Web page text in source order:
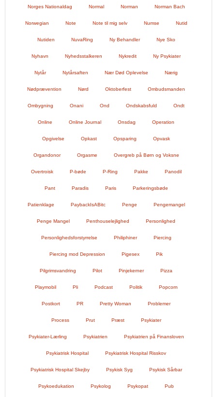
Norges Nationaldag Normal Norman Norman Bach
Norwegian Note Note til mig selv Numse Nutid
Nutiden NuvaRing Ny Behandler Nye Sko
Nyhavn Nyhedsstalkeren Nykredit Ny Psykiater
Nytår Nytårsaften Nær Død Oplevelse Nærig
Nødprævention Nørd Oktoberfest Ombudsmanden
Ombygning Onani Ond Ondskabsfuld Ondt
Online Online Journal Onsdag Operation
Opgivelse Opkast Opsparing Opvask
Organdonor Orgasme Overgreb på Børn og Voksne
Overtroisk P-bøde P-Ring Pakke Panodil
Pant Paradis Paris Parkeringsbøde
Patienklage PaybackIsABitc Penge Pengemangel
Penge Mangel Penthouselejlighed Personlighed
Personlighedsforstyrrelse Philiphiner Piercing
Piercing mod Depression Pigesex Pik
Pilgrimsvandring Pilot Pinjekerner Pizza
Playmobil Pli Podcast Politik Popcorn
Postkort PR Pretty Woman Problemer
Process Prut Præst Psykiater
Psykiater-Lærling Psykiatrien Psykiatrien på Finansloven
Psykiatrisk Hospital Psykiatrisk Hospital Risskov
Psykiatrisk Hospital Skejby Psykisk Syg Psykisk Sårbar
Psykoedukation Psykolog Psykopat Pub